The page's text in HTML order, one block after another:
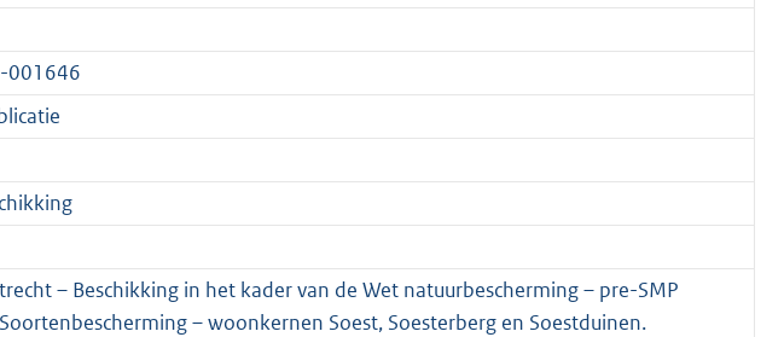
001646
– Beschikking in het kader van de Wet natuurbescherming – pre-SMP
– woonkernen Soest, Soesterberg en Soestduinen.